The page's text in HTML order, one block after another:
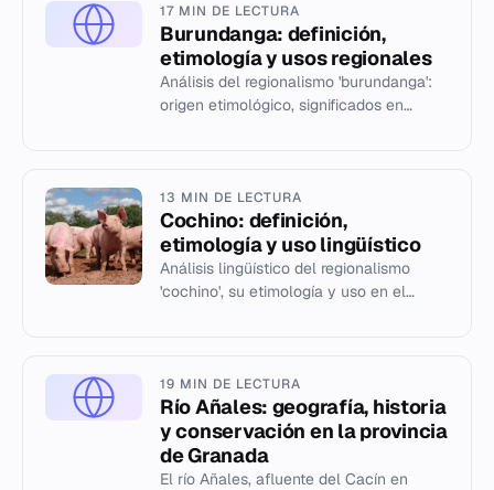
17 MIN DE LECTURA
Burundanga: definición,
etimología y usos regionales
Análisis del regionalismo 'burundanga':
origen etimológico, significados en
13 MIN DE LECTURA
Cochino: definición,
etimología y uso lingüístico
Análisis lingüístico del regionalismo
'cochino', su etimología y uso en el
19 MIN DE LECTURA
Río Añales: geografía, historia
y conservación en la provincia
de Granada
El río Añales, afluente del Cacín en